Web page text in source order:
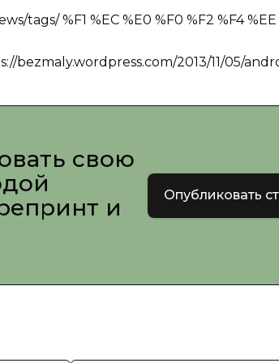
%F1 %EC %E0 %F0 %F2 %F4 %EE
2013/11/05/
свою
и
Опубликовать